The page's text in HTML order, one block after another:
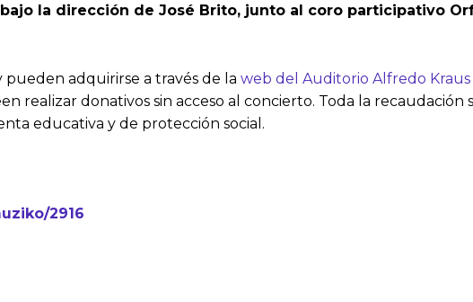
la dirección de José Brito, junto al coro participativo
pueden adquirirse a través de la web del Auditorio Alfredo Kraus
realizar donativos sin acceso al concierto. Toda la
educativa y de protección social.
2916